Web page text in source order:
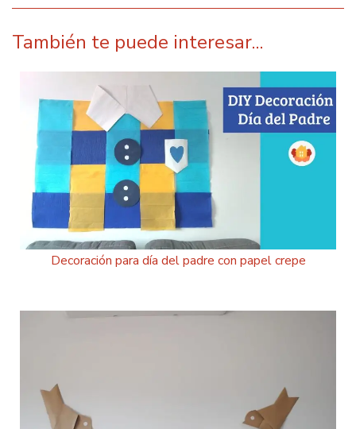
También te puede interesar...
Decoración para día del padre con papel crepe